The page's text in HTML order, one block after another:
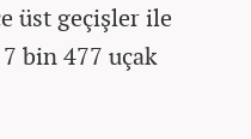
üst geçişler ile
bin 477 uçak